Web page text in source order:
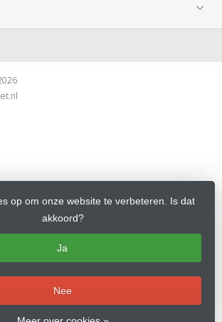
op om onze website te verbeteren. Is dat
akkoord?
Ja
Nee